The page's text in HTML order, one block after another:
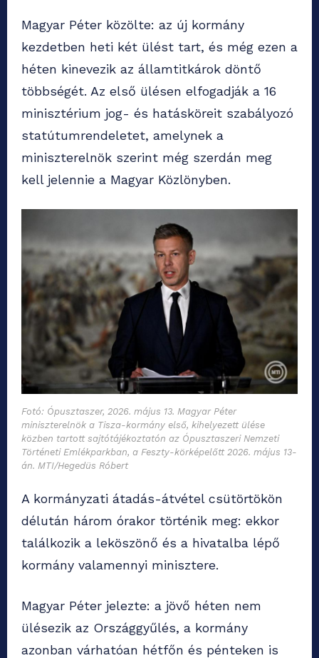
Magyar Péter közölte: az új kormány
kezdetben heti két ülést tart, és még ezen a
héten kinevezik az államtitkárok döntő
többségét. Az első ülésen elfogadják a 16
minisztérium jog- és hatásköreit szabályozó
statútumrendeletet, amelynek a
miniszterelnök szerint még szerdán meg
kell jelennie a Magyar Közlönyben.
Fotó: Ópusztaszer, 2026. május 13. Magyar Péter
miniszterelnök a Tisza-kormány első, kihelyezett ülése
közben tartott sajtótájékoztatón az Ópusztaszeri Nemzeti
Történeti Emlékparkban, a Feszty-körképelőtt 2026. május 13-
án. MTI/Hegedüs Róbert
A kormányzati átadás-átvétel csütörtökön
délután három órakor történik meg: ekkor
találkozik a leköszönő és a hivatalba lépő
kormány valamennyi minisztere.
Magyar Péter jelezte: a jövő héten nem
ülésezik az Országgyűlés, a kormány
azonban várhatóan hétfőn és pénteken is